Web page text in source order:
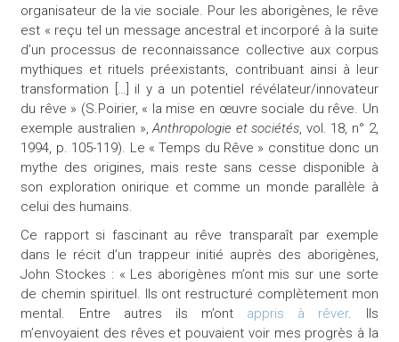
organisateur de la vie sociale. Pour les aborigènes, le rêve
est « reçu tel un message ancestral et incorporé à la suite
d’un processus de reconnaissance collective aux corpus
mythiques et rituels préexistants, contribuant ainsi à leur
transformation […] il y a un potentiel révélateur/innovateur
du rêve » (S.Poirier, « la mise en œuvre sociale du rêve. Un
exemple australien »,Anthropologie et sociétés , vol. 18, n° 2,
1994, p. 105-119). Le « Temps du Rêve » constitue donc un
mythe des origines, mais reste sans cesse disponible à
son exploration onirique et comme un monde parallèle à
celui des humains.
Ce rapport si fascinant au rêve transparaît par exemple
dans le récit d’un trappeur initié auprès des aborigènes,
John Stockes : « Les aborigènes m’ont mis sur une sorte
de chemin spirituel. Ils ont restructuré complètement mon
mental. Entre autres ils m’ont appris à rêver. Ils
m’envoyaient des rêves et pouvaient voir mes progrès à la